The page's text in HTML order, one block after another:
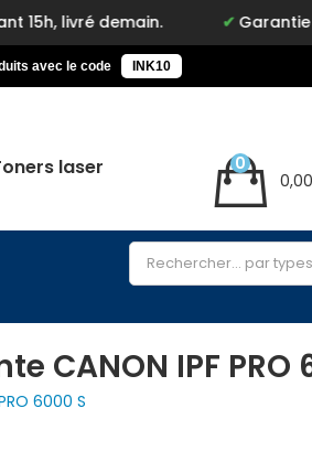
Garantie à vie sur
avec le code INK10
laser
0
CANON IPF PRO
6000 S